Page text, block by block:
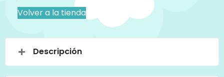
Volver a la tienda
Descripción